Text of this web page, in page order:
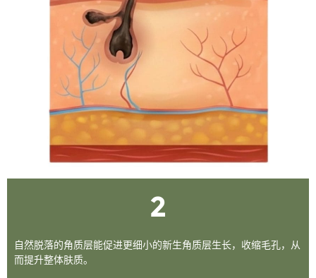
2
自然脱落的角质层能促进更细小的新生角质层生长，收缩毛孔，从
而提升整体肤质。